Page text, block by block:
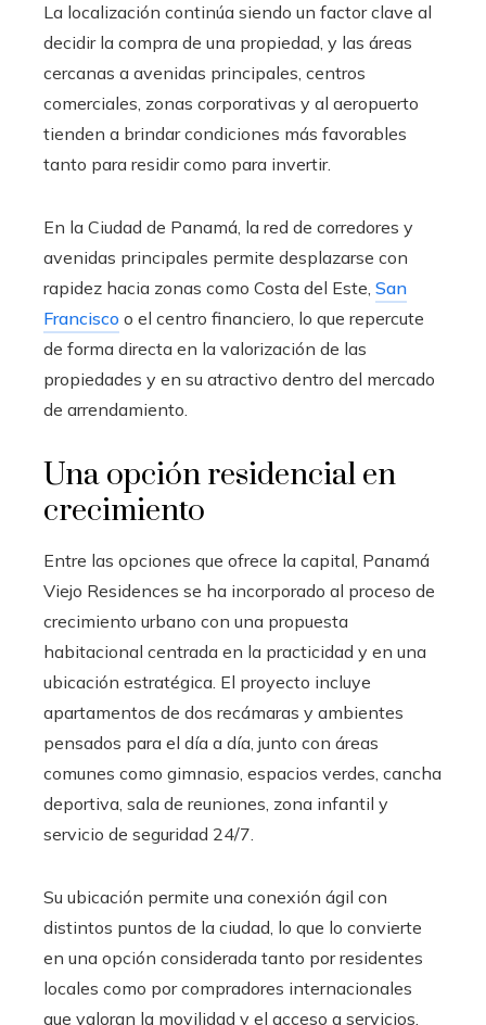
La localización continúa siendo un factor clave al
decidir la compra de una propiedad, y las áreas
cercanas a avenidas principales, centros
comerciales, zonas corporativas y al aeropuerto
tienden a brindar condiciones más favorables
tanto para residir como para invertir.
En la Ciudad de Panamá, la red de corredores y
avenidas principales permite desplazarse con
rapidez hacia zonas como Costa del Este, San
Francisco o el centro financiero, lo que repercute
de forma directa en la valorización de las
propiedades y en su atractivo dentro del mercado
de arrendamiento.
Una opción residencial en
crecimiento
Entre las opciones que ofrece la capital, Panamá
Viejo Residences se ha incorporado al proceso de
crecimiento urbano con una propuesta
habitacional centrada en la practicidad y en una
ubicación estratégica. El proyecto incluye
apartamentos de dos recámaras y ambientes
pensados para el día a día, junto con áreas
comunes como gimnasio, espacios verdes, cancha
deportiva, sala de reuniones, zona infantil y
servicio de seguridad 24/7.
Su ubicación permite una conexión ágil con
distintos puntos de la ciudad, lo que lo convierte
en una opción considerada tanto por residentes
locales como por compradores internacionales
que valoran la movilidad y el acceso a servicios.